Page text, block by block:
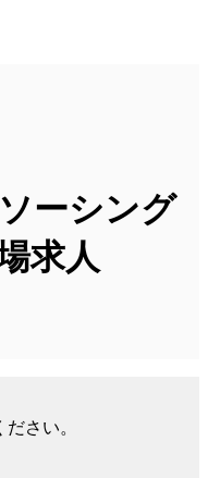
ーシング
求人
さい。